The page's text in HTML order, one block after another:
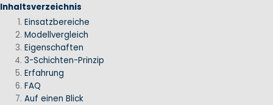
Inhaltsverzeichnis
Einsatzbereiche
Modellvergleich
Eigenschaften
3-Schichten-Prinzip
Erfahrung
FAQ
Auf einen Blick